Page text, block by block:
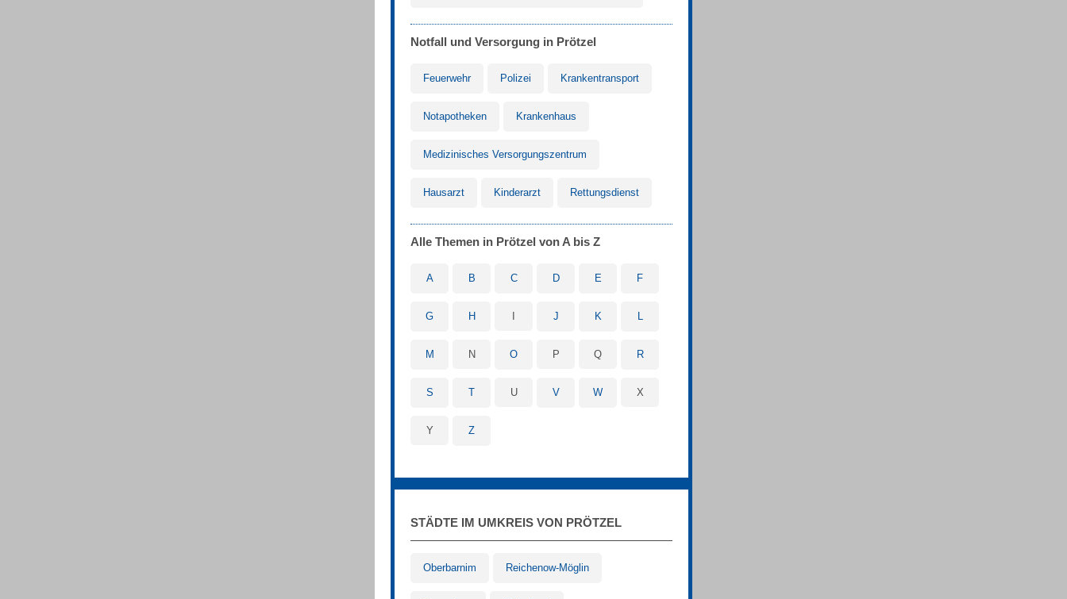
Notfall und Versorgung in Prötzel
Feuerwehr Polizei Krankentransport
Notapotheken Krankenhaus
Medizinisches Versorgungszentrum
Hausarzt Kinderarzt Rettungsdienst
Alle Themen in Prötzel von A bis Z
A B C D E F
G H J K L
M N O P Q R
S T U V W X
Y Z
STÄDTE IM UMKREIS VON PRÖTZEL
Oberbarnim Reichenow-Möglin